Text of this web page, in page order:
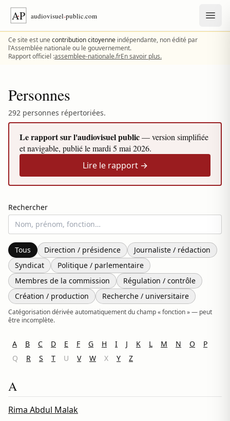
Aller au contenu
Ce site est unecontribution citoyenne indépendante, non édité par
l'Assemblée nationale ou le gouvernement.
Rapport officiel :assemblee-nationale.frEn savoir plus.
Personnes
292 personnes répertoriées.
Le rapport sur l'audiovisuel public— version simplifiée
et navigable, publié lemardi 5 mai 2026.
Lire le rapport →
Rechercher
Filtres par fonction
Tous Direction / présidence
Journaliste / rédaction
Syndicat
Politique / parlementaire
Membres de la commission
Régulation / contrôle
Création / production
Recherche / universitaire
Catégorisation dérivée automatiquement du champ « fonction » — peut
être incomplète.
A B C D E F G H I J K L M N O
P
Q
R S T U V W X Y Z
A
Rima Abdul Malak